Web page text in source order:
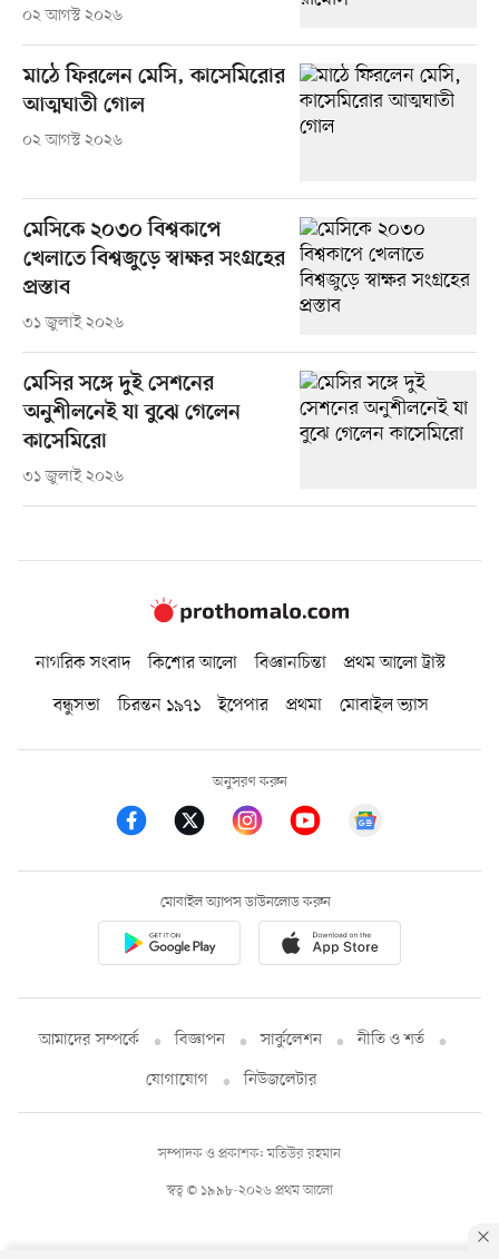
০২ আগস্ট ২০২৬
মাঠে ফিরলেন মেসি, কাসেমিরোর
আত্মঘাতী গোল
০২ আগস্ট ২০২৬
মেসিকে ২০৩০ বিশ্বকাপে
খেলাতে বিশ্বজুড়ে স্বাক্ষর সংগ্রহের
প্রস্তাব
৩১ জুলাই ২০২৬
মেসির সঙ্গে দুই সেশনের
অনুশীলনেই যা বুঝে গেলেন
কাসেমিরো
৩১ জুলাই ২০২৬
নাগরিক সংবাদ কিশোর আলো বিজ্ঞানচিন্তা
প্রথম আলো ট্রাস্ট
বন্ধুসভা
চিরন্তন ১৯৭১ ইপেপার প্রথমা মোবাইল ভ্যাস
অনুসরণ করুন
মোবাইল অ্যাপস ডাউনলোড করুন
আমাদের সম্পর্কে বিজ্ঞাপন সার্কুলেশন
নীতি ও শর্ত
যোগাযোগ
নিউজলেটার
স্বত্ব © ১৯৯৮-২০২৬ প্রথম আলো
সম্পাদক ও প্রকাশক: মতিউর রহমান